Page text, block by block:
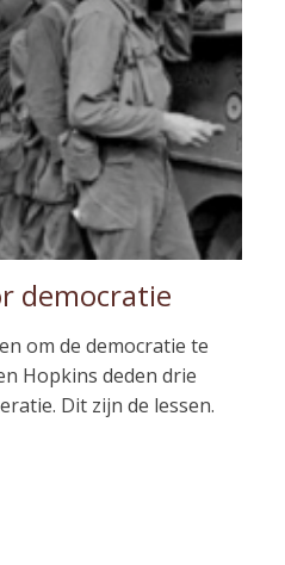
democratie
om de democratie te
Hopkins deden drie
Dit zijn de lessen.